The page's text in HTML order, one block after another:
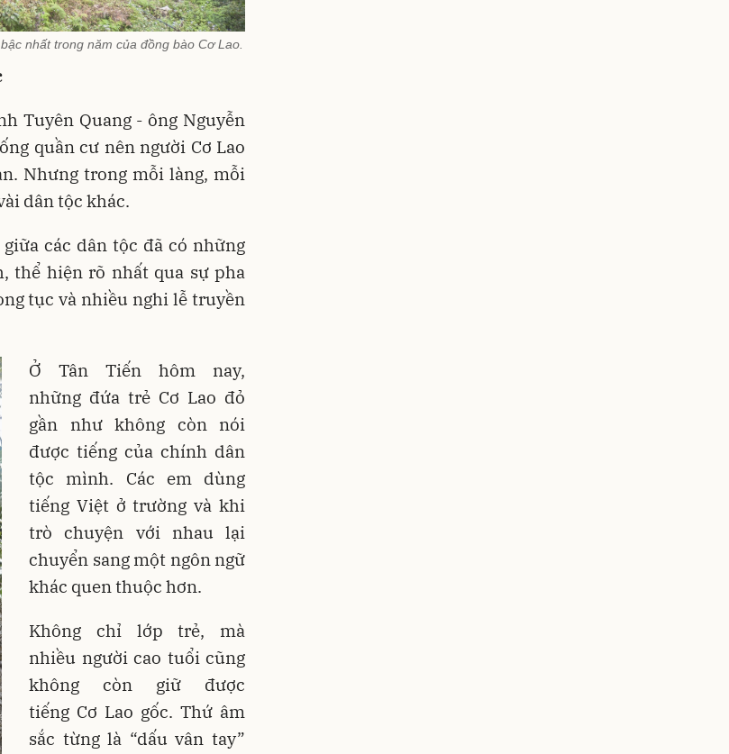
nhất trong năm của đồng bào Cơ Lao.
Tuyên Quang - ông Nguyễn
quần cư nên người Cơ Lao
Nhưng trong mỗi làng, mỗi
dân tộc khác.
các dân tộc đã có những
thể hiện rõ nhất qua sự pha
tục và nhiều nghi lễ truyền
Ở Tân Tiến hôm nay,
những đứa trẻ Cơ Lao đỏ
gần như không còn nói
được tiếng của chính dân
tộc mình. Các em dùng
tiếng Việt ở trường và khi
trò chuyện với nhau lại
chuyển sang một ngôn ngữ
khác quen thuộc hơn.
Không chỉ lớp trẻ, mà
nhiều người cao tuổi cũng
không còn giữ được
tiếng Cơ Lao gốc. Thứ âm
sắc từng là “dấu vân tay”